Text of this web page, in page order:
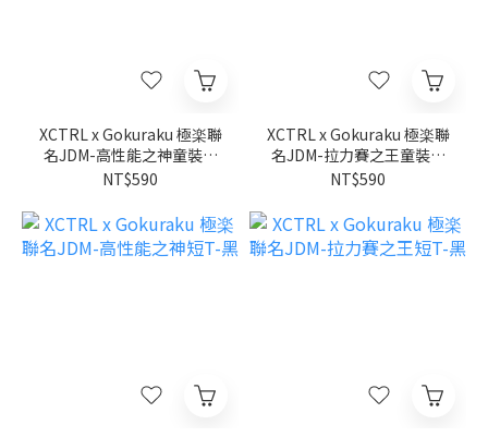
XCTRL x Gokuraku 極楽聯
名JDM-高性能之神童裝短
T-黑
NT$590
XCTRL x Gokuraku 極楽聯
名JDM-拉力賽之王童裝短
T-黑
NT$590